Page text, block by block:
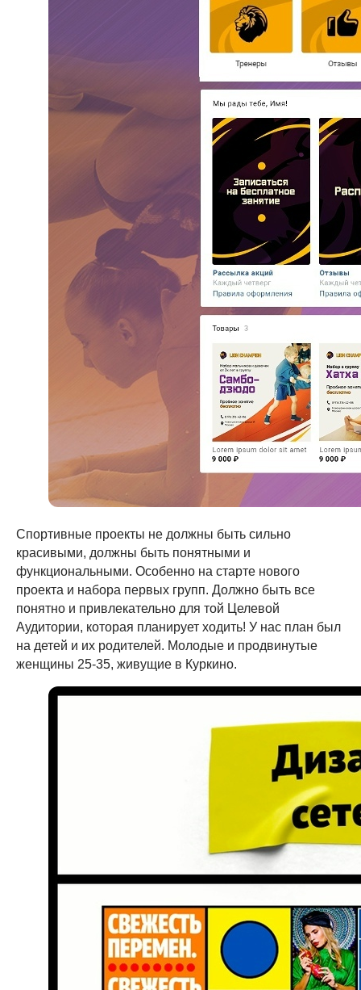
Спортивные проекты не должны быть сильно
красивыми, должны быть понятными и
функциональными. Особенно на старте нового
проекта и набора первых групп. Должно быть все
понятно и привлекательно для той Целевой
Аудитории, которая планирует ходить! У нас план был
на детей и их родителей. Молодые и продвинутые
женщины 25-35, живущие в Куркино.